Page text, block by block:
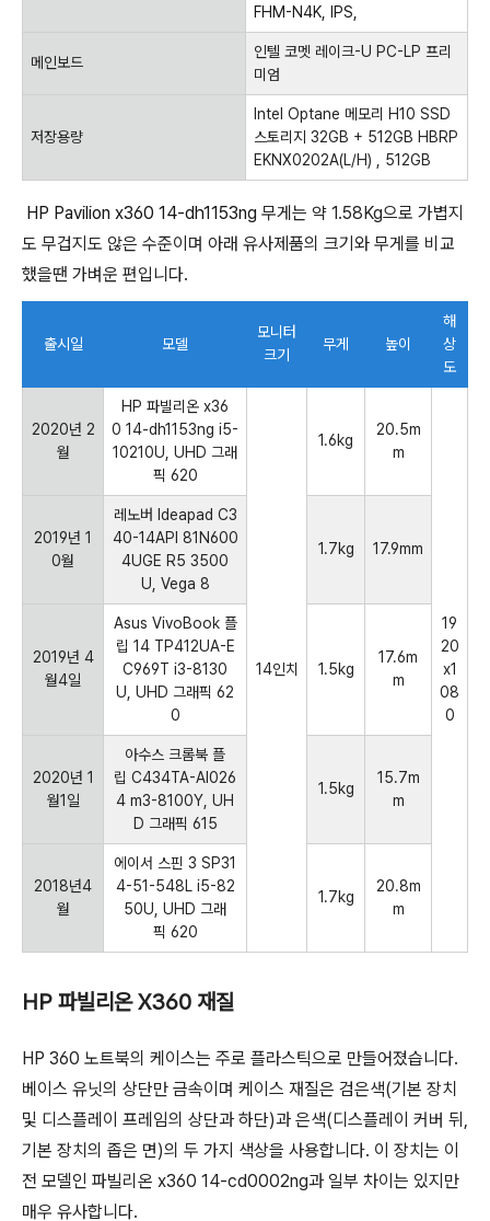
FHM-N4K, IPS,
메인보드
인텔 코멧 레이크-U PC-LP 프리
미엄
저장용량
Intel Optane 메모리 H10 SSD
스토리지 32GB + 512GB HBRP
EKNX0202A(L/H)
, 512GB
HP Pavilion x360 14-dh1153ng 무게는 약 1.58Kg으로 가볍지
도 무겁지도 않은 수준이며 아래 유사제품의 크기와 무게를 비교
했을땐 가벼운 편입니다.
출시일 모델
모니터
크기
무게 높이
해
상
도
2020년 2
월
HP 파빌리온 x36
0 14-dh1153ng i5-
10210U, UHD 그래
픽 620
14인치
1.6kg
20.5m
m
19
20
x1
08
0
2019년 1
0월
레노버 Ideapad C3
40-14API 81N600
4UGE R5 3500
U, Vega 8
1.7kg 17.9mm
2019년 4
월4일
Asus VivoBook 플
립 14 TP412UA-E
C969T i3-8130
U, UHD 그래픽 62
0
1.5kg
17.6m
m
2020년 1
월1일
아수스 크롬북 플
립 C434TA-AI026
4 m3-8100Y, UH
D 그래픽 615
1.5kg
15.7m
m
2018년4
월
에이서 스핀 3 SP31
4-51-548L i5-82
50U, UHD 그래
픽 620
1.7kg
20.8m
m
HP 파빌리온 X360 재질
HP 360 노트북의 케이스는 주로 플라스틱으로 만들어졌습니다.
베이스 유닛의 상단만 금속이며 케이스 재질은 검은색(기본 장치
및 디스플레이 프레임의 상단과 하단)과 은색(디스플레이 커버 뒤,
기본 장치의 좁은 면)의 두 가지 색상을 사용합니다. 이 장치는 이
전 모델인 파빌리온 x360 14-cd0002ng과 일부 차이는 있지만
매우 유사합니다.